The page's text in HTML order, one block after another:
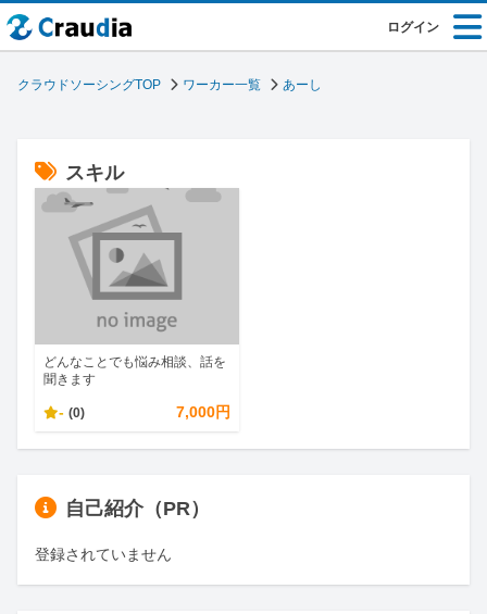
ログイン
クラウドソーシングTOP ワーカー一覧 あーし
スキル
どんなことでも悩み相談、話を
聞きます
- (0) 7,000円
自己紹介（PR）
登録されていません